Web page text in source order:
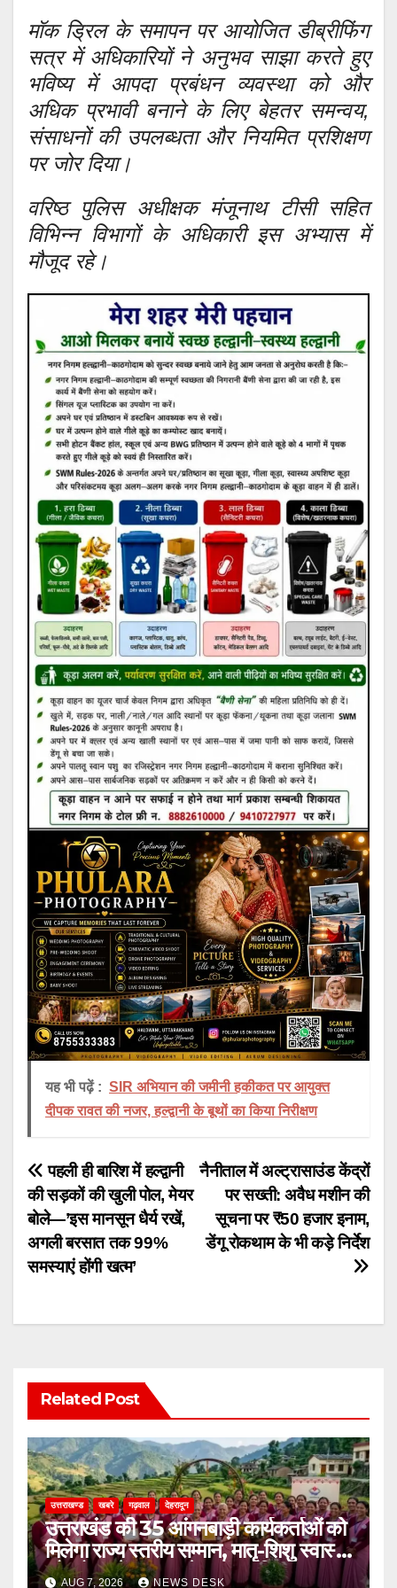
मॉक ड्रिल के समापन पर आयोजित डीब्रीफिंग
सत्र में अधिकारियों ने अनुभव साझा करते हुए
भविष्य में आपदा प्रबंधन व्यवस्था को और
अधिक प्रभावी बनाने के लिए बेहतर समन्वय,
संसाधनों की उपलब्धता और नियमित प्रशिक्षण
पर जोर दिया।
वरिष्ठ पुलिस अधीक्षक मंजूनाथ टीसी सहित
विभिन्न विभागों के अधिकारी इस अभ्यास में
मौजूद रहे।
यह भी पढ़ें : SIR अभियान की जमीनी हकीकत पर आयुक्त
दीपक रावत की नजर, हल्द्वानी के बूथों का किया निरीक्षण
Post
navigation
नैनीताल में अल्ट्रासाउंड केंद्रों
पर सख्ती: अवैध मशीन की
सूचना पर ₹50 हजार इनाम,
डेंगू रोकथाम के भी कड़े निर्देश
पहली ही बारिश में हल्द्वानी
की सड़कों की खुली पोल, मेयर
बोले—’इस मानसून धैर्य रखें,
अगली बरसात तक 99%
समस्याएं होंगी खत्म’
Related Post
उत्तराखण्ड खबरे गढ़वाल देहरादून
उत्तराखंड की 35 आंगनबाड़ी कार्यकर्ताओं को
मिलेगा राज्य स्तरीय सम्मान, मातृ-शिशु स्वास्थ्य
और पोषण में उत्कृष्ट सेवाओं का मिला पुरस्कार
AUG 7, 2026 NEWS DESK